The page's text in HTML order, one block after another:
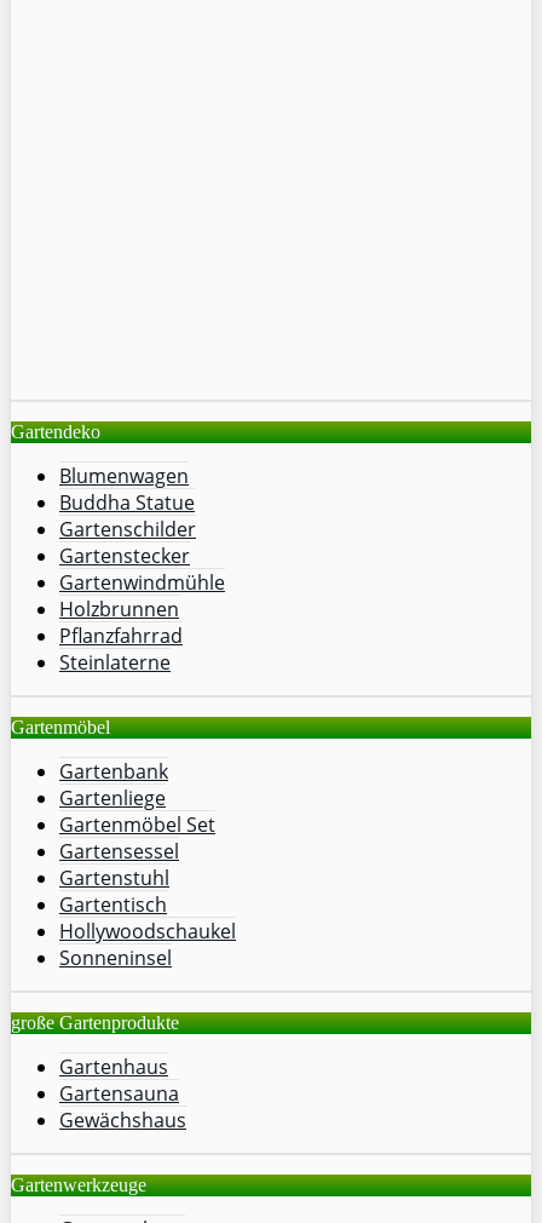
Gartendeko
Blumenwagen
Buddha Statue
Gartenschilder
Gartenstecker
Gartenwindmühle
Holzbrunnen
Pflanzfahrrad
Steinlaterne
Gartenmöbel
Gartenbank
Gartenliege
Gartenmöbel Set
Gartensessel
Gartenstuhl
Gartentisch
Hollywoodschaukel
Sonneninsel
große Gartenprodukte
Gartenhaus
Gartensauna
Gewächshaus
Gartenwerkzeuge